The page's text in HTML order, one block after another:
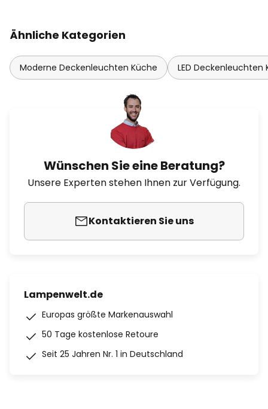
Ähnliche Kategorien
Moderne Deckenleuchten Küche LED Deckenleuchten
Wünschen Sie eine Beratung?
Unsere Experten stehen Ihnen zur Verfügung.
Kontaktieren Sie uns
Lampenwelt.de
Europas größte Markenauswahl
50 Tage kostenlose Retoure
Seit 25 Jahren Nr. 1 in Deutschland